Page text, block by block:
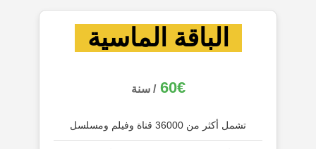
الباقة الماسية
60€ / سنة
تشمل أكثر من 36000 قناة وفيلم ومسلسل